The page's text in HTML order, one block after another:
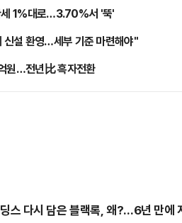
세 1%대로…3.70%서 '뚝'
설 환영…세부 기준 마련해야"
원…전년比 흑자전환
스 다시 담은 블랙록, 왜?…6년 만에